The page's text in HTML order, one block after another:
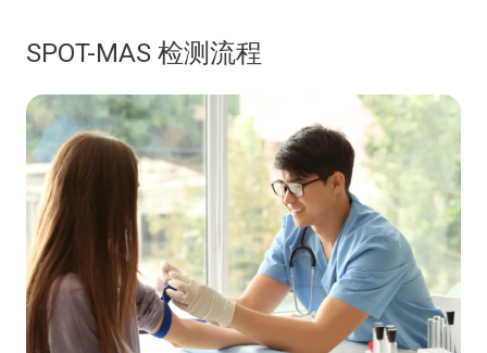
SPOT-MAS 检测流程